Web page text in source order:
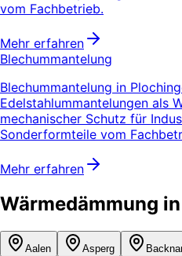
vom Fachbetrieb.
Mehr erfahren
Blechummantelung
Blechummantelung in
Edelstahlummantelungen als
mechanischer Schutz für
Sonderformteile vom
Mehr erfahren
Wärmedämmung
Aalen Asperg